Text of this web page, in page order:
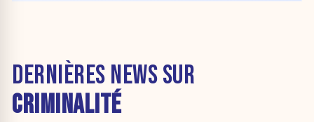
DERNIÈRES NEWS SUR
CRIMINALITÉ